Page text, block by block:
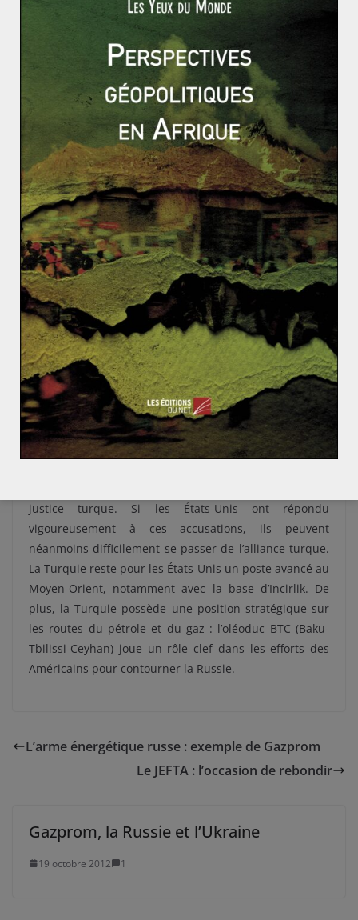
et l’extension du territoire qu’ils occupent
servir de soutien et de base arrière au PKK. C’est
pourquoi, la Turquie s’est engagée dans la voie d’un
rapprochement paradoxal avec
la Russie de Vladimir
Poutine
, qui s’est concrétisé par
auquel a également participé l’Iran. Cette
décision, qui contribue à réduire le rôle des États-Unis
dans la région, s’inscrit également dans la volonté
d’autonomisation dela politique étrangèrenéo-
ottomane turque.
L’alliance turque reste
nécessaire pour les
États-Unis
La rhétorique turque visant à dénoncer la présence du
prédicateur Fethullah Gülen aux États-Unis et l’escalade
actuelle participe de cet éloignement stratégique. Elle a
surtout un rôle politique : le gouvernement turc
cherche à donner des signaux nationalistes et à
réveiller l’antiaméricanisme latent en Turquie en sous-
justice turque. Si les États-Unis ont répondu
vigoureusement à ces accusations, ils peuvent
néanmoins difficilement se passer de l’alliance turque.
La Turquie reste pour les États-Unis un poste avancé au
Moyen-Orient, notamment avec la base d’Incirlik. De
plus, la Turquie possède une position stratégique sur
les routes du pétrole et du gaz : l’oléoduc BTC (Baku-
Tbilissi-Ceyhan) joue un rôle clef dans les efforts des
Américains pour contourner la Russie.
L’arme énergétique russe : exemple de Gazprom
Le JEFTA : l’occasion de rebondir
Gazprom, la Russie et l’Ukraine
19 octobre 2012 1